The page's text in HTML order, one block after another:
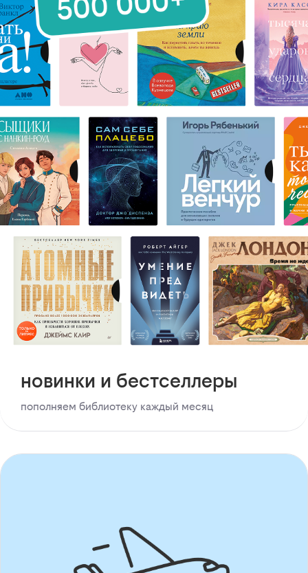
новинки и бестселлеры
пополняем библиотеку каждый месяц